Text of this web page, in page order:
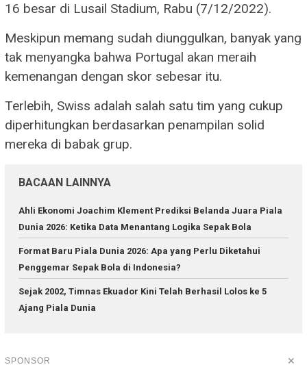
16 besar di Lusail Stadium, Rabu (7/12/2022).
Meskipun memang sudah diunggulkan, banyak yang
tak menyangka bahwa Portugal akan meraih
kemenangan dengan skor sebesar itu.
Terlebih, Swiss adalah salah satu tim yang cukup
diperhitungkan berdasarkan penampilan solid
mereka di babak grup.
BACAAN LAINNYA
Ahli Ekonomi Joachim Klement Prediksi Belanda Juara Piala
Dunia 2026: Ketika Data Menantang Logika Sepak Bola
Format Baru Piala Dunia 2026: Apa yang Perlu Diketahui
Penggemar Sepak Bola di Indonesia?
Sejak 2002, Timnas Ekuador Kini Telah Berhasil Lolos ke 5
Ajang Piala Dunia
SPONSOR ✕